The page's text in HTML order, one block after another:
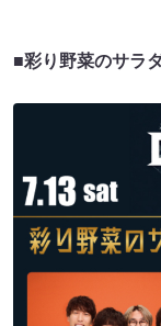
■彩り野菜のサラ